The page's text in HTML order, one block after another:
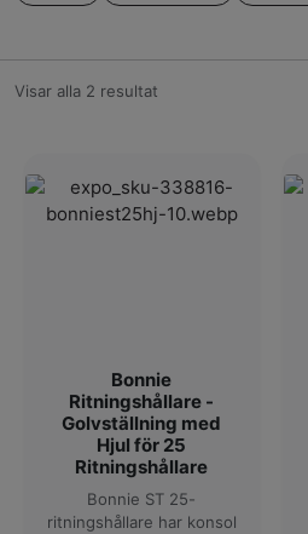
Visar alla 2 resultat
Bonnie
Ritningshållare -
Golvställning med
Hjul för 25
Ritningshållare
Bonnie ST 25-
ritningshållare har konsol